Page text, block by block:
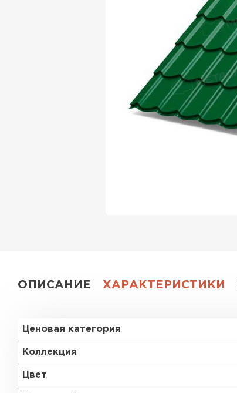
ОПИСАНИЕ ХАРАКТЕРИСТИКИ
Ценовая категория
Коллекция
Цвет